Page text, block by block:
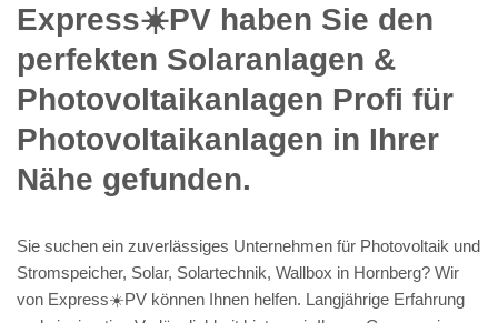
Express☀️PV️ haben Sie den
perfekten Solaranlagen &
Photovoltaikanlagen Profi für
Photovoltaikanlagen in Ihrer
Nähe gefunden.
Sie suchen ein zuverlässiges Unternehmen für Photovoltaik und
Stromspeicher, Solar, Solartechnik, Wallbox in Hornberg? Wir
von Express☀️PV️ können Ihnen helfen. Langjährige Erfahrung